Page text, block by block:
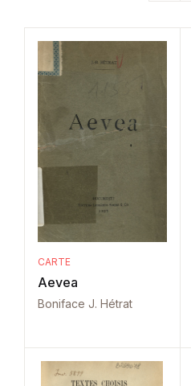
CARTE
Aevea
Boniface J. Hétrat